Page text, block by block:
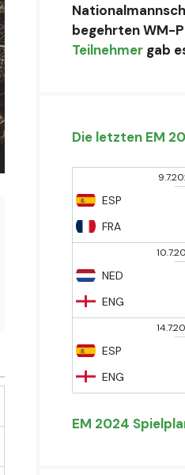
begehrten WM-
Teilnehmer gab
Die letzten EM
ESP
FRA
NED
ENG
ESP
ENG
EM 2024